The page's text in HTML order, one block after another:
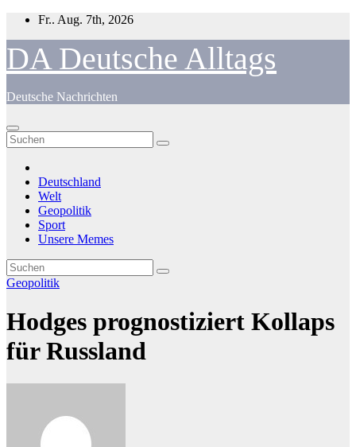
Zum
springen
Fr.. Aug. 7th, 2026
DA Deutsche Alltags
Deutsche Nachrichten
Deutschland
Welt
Geopolitik
Sport
Unsere Memes
Geopolitik
Hodges prognostiziert Kollaps
für Russland